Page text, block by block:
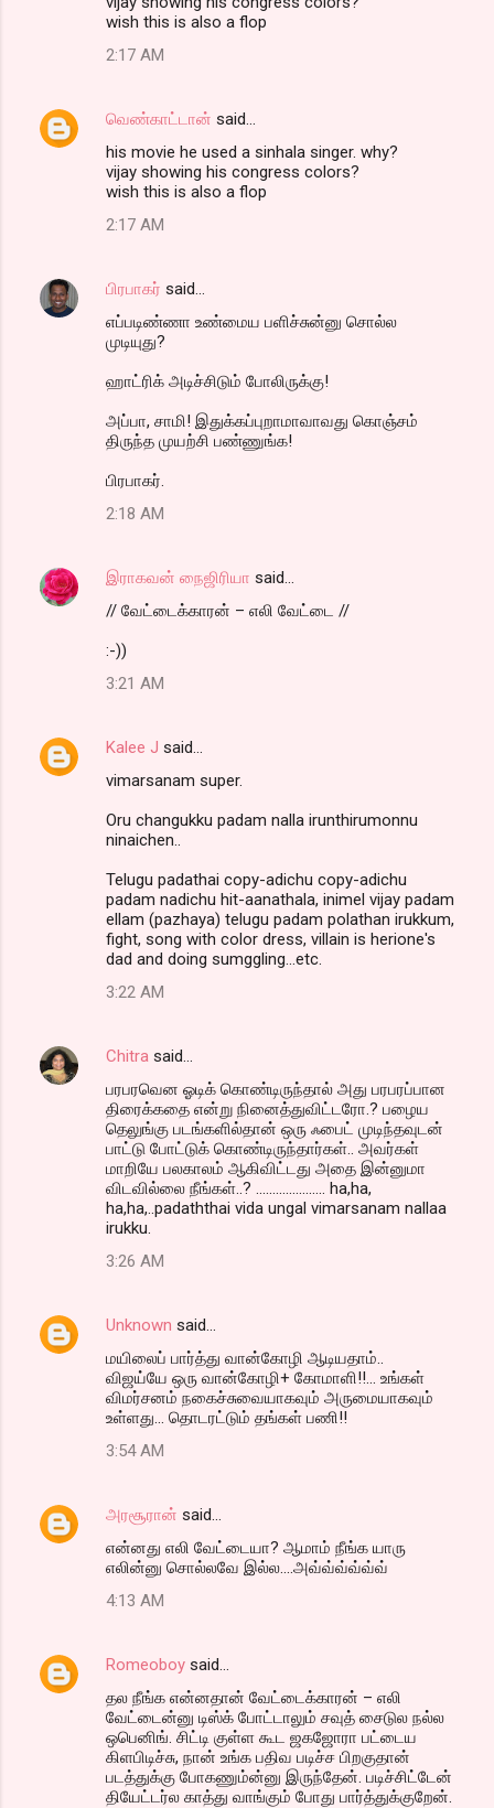
wish this is also a flop
2:17 AM
வெண்காட்டான் said…
his movie he used a sinhala singer. why?
vijay showing his congress colors?
wish this is also a flop
2:17 AM
பிரபாகர் said…
எப்படிண்ணா உண்மைய பளிச்சுன்னு சொல்ல
முடியுது?
ஹாட்ரிக் அடிச்சிடும் போலிருக்கு!
அப்பா, சாமி! இதுக்கப்புறாமாவாவது கொஞ்சம்
திருந்த முயற்சி பண்ணுங்க!
பிரபாகர்.
2:18 AM
இராகவன் நைஜிரியா said…
// வேட்டைக்காரன் – எலி வேட்டை //
:-))
3:21 AM
Kalee J said…
vimarsanam super.
Oru changukku padam nalla irunthirumonnu
ninaichen..
Telugu padathai copy-adichu copy-adichu
padam nadichu hit-aanathala, inimel vijay padam
ellam (pazhaya) telugu padam polathan irukkum,
fight, song with color dress, villain is herione's
dad and doing sumggling...etc.
3:22 AM
Chitra said…
பரபரவென ஓடிக் கொண்டிருந்தால் அது பரபரப்பான
திரைக்கதை என்று நினைத்துவிட்டரோ.? பழைய
தெலுங்கு படங்களில்தான் ஒரு ஃபைட் முடிந்தவுடன்
பாட்டு போட்டுக் கொண்டிருந்தார்கள்.. அவர்கள்
மாறியே பலகாலம் ஆகிவிட்டது அதை இன்னுமா
விடவில்லை நீங்கள்..? ..................... ha,ha,
ha,ha,..padaththai vida ungal vimarsanam nallaa
irukku.
3:26 AM
Unknown said…
மயிலைப் பார்த்து வான்கோழி ஆடியதாம்..
விஜய்யே ஒரு வான்கோழி+ கோமாளி!!... உங்கள்
விமர்சனம் நகைச்சுவையாகவும் அருமையாகவும்
உள்ளது... தொடரட்டும் தங்கள் பணி!!
3:54 AM
அரசூரான் said…
என்னது எலி வேட்டையா? ஆமாம் நீங்க யாரு
எலின்னு சொல்லவே இல்ல....அவ்வ்வ்வ்வ்வ்
4:13 AM
Romeoboy said…
தல நீங்க என்னதான் வேட்டைக்காரன் – எலி
வேட்டைன்னு டிஸ்க் போட்டாலும் சவுத் சைடுல நல்ல
ஒபெனிங். சிட்டி குள்ள கூட ஜகஜோரா பட்டைய
கிளபிடிச்சு, நான் உங்க பதிவ படிச்ச பிறகுதான்
படத்துக்கு போகணும்ன்னு இருந்தேன். படிச்சிட்டேன்
தியேட்டர்ல காத்து வாங்கும் போது பார்த்துக்குறேன்.